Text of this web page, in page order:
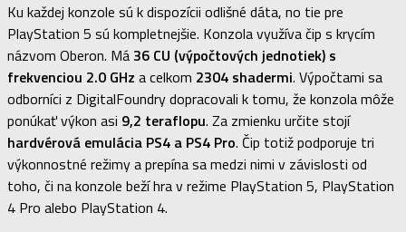
Ku každej konzole sú k dispozícii odlišné dáta, no tie pre
PlayStation 5 sú kompletnejšie. Konzola využíva čip s krycím
názvom Oberon. Má36 CU (výpočtových jednotiek) s
frekvenciou 2.0 GHz a celkom 2304 shadermi. Výpočtami sa
odborníci z DigitalFoundry dopracovali k tomu, že konzola môže
ponúkať výkon asi 9,2 teraflopu. Za zmienku určite stojí
hardvérová emulácia PS4 a PS4 Pro. Čip totiž podporuje tri
výkonnostné režimy a prepína sa medzi nimi v závislosti od
toho, či na konzole beží hra v režime PlayStation 5, PlayStation
4 Pro alebo PlayStation 4.